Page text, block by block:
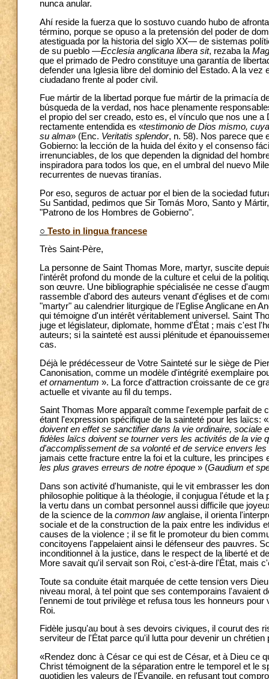
nunca anular.
Ahí reside la fuerza que lo sostuvo cuando hubo de
término, porque se opuso a la pretensión del poder de
atestiguada por la historia del siglo XX— de sistemas
de su pueblo —Ecclesia anglicana libera sit, rezaba la
que el primado de Pedro constituye una garantía de
defender una Iglesia libre del dominio del Estado. A la
ciudadano frente al poder civil.
Fue mártir de la libertad porque fue mártir de la primacía
búsqueda de la verdad, nos hace plenamente
el propio del ser creado, esto es, el vínculo que nos une
rectamente entendida es «testimonio de Dios mismo,
su alma» (Enc. Veritatis splendor, n. 58). Nos parece que
Gobierno: la lección de la huida del éxito y el consenso
irrenunciables, de los que dependen la dignidad del
inspiradora para todos los que, en el umbral del nuevo
recurrentes de nuevas tiranías.
Por eso, seguros de actuar por el bien de la sociedad
Su Santidad, pedimos que Sir Tomás Moro, Santo y
"Patrono de los Hombres de Gobierno".
○ Testo in lingua francese
Très Saint-Père,
La personne de Saint Thomas More, martyr, suscite
l'intérêt profond du monde de la culture et celui de la
son œuvre. Une bibliographie spécialisée ne cesse
rassemble d'abord des auteurs venant d'églises et de
"martyr" au calendrier liturgique de l'Eglise Anglicane en
qui témoigne d'un intérêt véritablement universel. Saint
juge et législateur, diplomate, homme d'État ; mais c'est
auteurs; si la sainteté est aussi plénitude et
cas.
Déjà le prédécesseur de Votre Sainteté sur le siège de
Canonisation, comme un modèle d'intégrité exemplaire
et ornamentum ». La force d'attraction croissante de ce
actuelle et vivante au fil du temps.
Saint Thomas More apparaît comme l'exemple parfait de
étant l'expression spécifique de la sainteté pour les laïcs: «
doivent en effet se sanctifier dans la vie ordinaire, sociale
fidèles laïcs doivent se tourner vers les activités de la vie
d'accomplissement de sa volonté et de service envers
jamais cette fracture entre la foi et la culture, les
les plus graves erreurs de notre époque » (Gaudium et
Dans son activité d'humaniste, qui le vit embrasser les
philosophie politique à la théologie, il conjugua l'étude et
la vertu dans un combat personnel aussi difficile que
de la science de la common lawanglaise, il orienta
sociale et de la construction de la paix entre les individus
causes de la violence ; il se fit le promoteur du bien
concitoyens l'appelaient ainsi le défenseur des pauvres.
inconditionnel à la justice, dans le respect de la liberté et
More savait qu'il servait son Roi, c'est-à-dire l'État, mais
Toute sa conduite était marquée de cette tension vers
niveau moral, à tel point que ses contemporains l'avaient
l'ennemi de tout privilège et refusa tous les honneurs
Roi.
Fidèle jusqu'au bout à ses devoirs civiques, il courut des
serviteur de l'État parce qu'il lutta pour devenir un chrétien
«Rendez donc à César ce qui est de César, et à Dieu ce
Christ témoignent de la séparation entre le temporel et le
quotidien les valeurs de l'Évangile, en refusant tout